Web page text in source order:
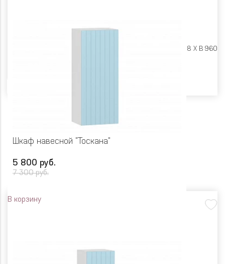
Ш 450 X Г 318 X В 960
Шкаф навесной "Тоскана"
5 800 руб.
7 300 руб.
В корзину